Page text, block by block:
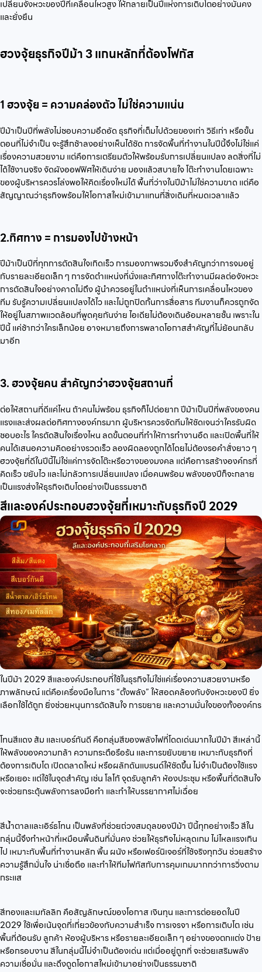
เปลี่ยนจังหวะของปีที่เคลื่อนไหวสูง ให้กลายเป็นปีแห่งการเติบโตอย่างมั่นคง
และยั่งยืน
ฮวงจุ้ยธุรกิจปีม้า 3 แกนหลักที่ต้องโฟกัส
1 ฮวงจุ้ย = ความคล่องตัว ไม่ใช่ความแน่น
ปีม้าเป็นปีที่พลังไม่ชอบความอึดอัด ธุรกิจที่เต็มไปด้วยของเก่า วิธีเก่า หรือขั้น
ตอนที่ไม่จำเป็น จะรู้สึกช้าลงอย่างเห็นได้ชัด การจัดพื้นที่ทำงานในปีนี้จึงไม่ใช่แค่
เรื่องความสวยงาม แต่คือการเตรียมตัวให้พร้อมรับการเปลี่ยนแปลง ลดสิ่งที่ไม่
ได้ใช้งานจริง จัดผังออฟฟิศให้เดินง่าย มองแล้วสบายใจ โต๊ะทำงานโดยเฉพาะ
ของผู้บริหารควรโล่งพอให้คิดเรื่องใหม่ได้ พื้นที่ว่างในปีม้าไม่ใช่ความขาด แต่คือ
สัญญาณว่าธุรกิจพร้อมให้โอกาสใหม่เข้ามาแทนที่สิ่งเดิมที่หมดเวลาแล้ว
2.ทิศทาง = การมองไปข้างหน้า
ปีม้าเป็นปีที่ทุกการตัดสินใจเกิดเร็ว การมองภาพรวมจึงสำคัญกว่าการจมอยู่
กับรายละเอียดเล็ก ๆ การจัดตำแหน่งที่นั่งและทิศทางโต๊ะทำงานมีผลต่อจังหวะ
การตัดสินใจอย่างคาดไม่ถึง ผู้นำควรอยู่ในตำแหน่งที่เห็นการเคลื่อนไหวของ
ทีม รับรู้ความเปลี่ยนแปลงได้ไว และไม่ถูกปิดกั้นการสื่อสาร ทีมงานก็ควรถูกจัด
ให้อยู่ในสภาพแวดล้อมที่พูดคุยกันง่าย ไอเดียไม่ต้องเดินอ้อมหลายชั้น เพราะใน
ปีนี้ แค่ช้ากว่าใครเล็กน้อย อาจหมายถึงการพลาดโอกาสสำคัญที่ไม่ย้อนกลับ
มาอีก
3. ฮวงจุ้ยคน สำคัญกว่าฮวงจุ้ยสถานที่
ต่อให้สถานที่ดีแค่ไหน ถ้าคนไม่พร้อม ธุรกิจก็ไปต่อยาก ปีม้าเป็นปีที่พลังของคน
แรงและส่งผลต่อทิศทางองค์กรมาก ผู้บริหารควรจัดทีมให้ชัดเจนว่าใครรับผิด
ชอบอะไร ใครตัดสินใจเรื่องไหน ลดขั้นตอนที่ทำให้การทำงานอืด และเปิดพื้นที่ให้
คนได้เสนอความคิดอย่างรวดเร็ว ลองผิดลองถูกได้โดยไม่ต้องรอคำสั่งยาว ๆ
ฮวงจุ้ยที่ดีในปีนี้ไม่ใช่แค่การจัดโต๊ะหรือวางของมงคล แต่คือการสร้างองค์กรที่
คิดเร็ว ขยับไว และไม่กลัวการเปลี่ยนแปลง เมื่อคนพร้อม พลังของปีก็จะกลาย
เป็นแรงส่งให้ธุรกิจเติบโตอย่างเป็นธรรมชาติ
สีและองค์ประกอบฮวงจุ้ยที่เหมาะกับธุรกิจปี 2029
ในปีม้า 2029 สีและองค์ประกอบที่ใช้ในธุรกิจไม่ใช่แค่เรื่องความสวยงามหรือ
ภาพลักษณ์ แต่คือเครื่องมือในการ “ตั้งพลัง” ให้สอดคล้องกับจังหวะของปี ยิ่ง
เลือกใช้ได้ถูก ยิ่งช่วยหนุนการตัดสินใจ การขยาย และความมั่นใจของทั้งองค์กร
โทนสีแดง ส้ม และเบอร์กันดี คือกลุ่มสีของพลังไฟที่โดดเด่นมากในปีม้า สีเหล่านี้
ให้พลังของความกล้า ความกระตือรือร้น และการขยับขยาย เหมาะกับธุรกิจที่
ต้องการเติบโต เปิดตลาดใหม่ หรือผลักดันแบรนด์ให้ชัดขึ้น ไม่จำเป็นต้องใช้แรง
หรือเยอะ แต่ใช้ในจุดสำคัญ เช่น โลโก้ จุดรับลูกค้า ห้องประชุม หรือพื้นที่ตัดสินใจ
จะช่วยกระตุ้นพลังการลงมือทำ และทำให้บรรยากาศไม่เฉื่อย
สีน้ำตาลและเอิร์ธโทน เป็นพลังที่ช่วยถ่วงสมดุลของปีม้า ปีนี้ทุกอย่างเร็ว สีใน
กลุ่มนี้จึงทำหน้าที่เหมือนพื้นดินที่มั่นคง ช่วยให้ธุรกิจไม่หลุดเกม ไม่ไหลแรงเกิน
ไป เหมาะกับพื้นที่ทำงานหลัก พื้น ผนัง หรือเฟอร์นิเจอร์ที่ใช้จริงทุกวัน ช่วยสร้าง
ความรู้สึกมั่นใจ น่าเชื่อถือ และทำให้ทีมโฟกัสกับการคุมเกมมากกว่าการวิ่งตาม
กระแส
สีทองและเมทัลลิก คือสัญลักษณ์ของโอกาส เงินทุน และการต่อยอดในปี
2029 ใช้เพื่อเน้นจุดที่เกี่ยวข้องกับความสำเร็จ การเจรจา หรือการเติบโต เช่น
พื้นที่ต้อนรับ ลูกค้า ห้องผู้บริหาร หรือรายละเอียดเล็ก ๆ อย่างของตกแต่ง ป้าย
หรือกรอบงาน สีในกลุ่มนี้ไม่จำเป็นต้องเด่น แต่เมื่ออยู่ถูกที่ จะช่วยเสริมพลัง
ความเชื่อมั่น และดึงดูดโอกาสใหม่เข้ามาอย่างเป็นธรรมชาติ